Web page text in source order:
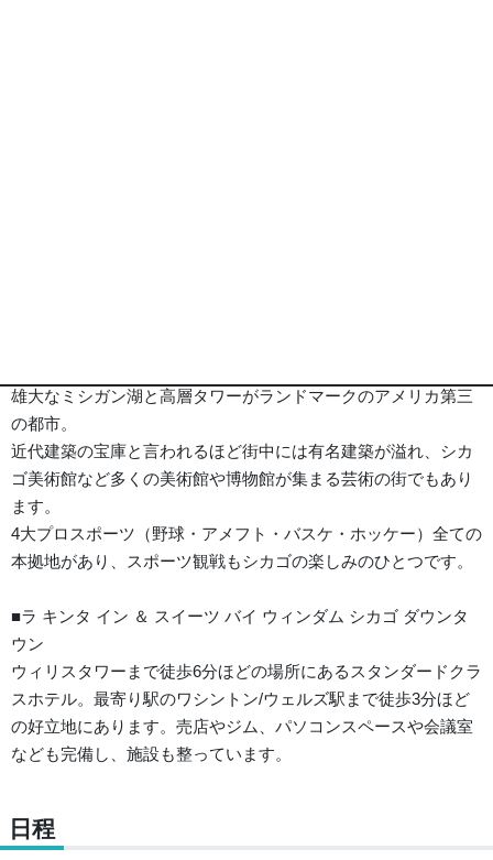
雄大なミシガン湖と高層タワーがランドマークのアメリカ第三
の都市。
近代建築の宝庫と言われるほど街中には有名建築が溢れ、シカ
ゴ美術館など多くの美術館や博物館が集まる芸術の街でもあり
ます。
4大プロスポーツ（野球・アメフト・バスケ・ホッケー）全ての
本拠地があり、スポーツ観戦もシカゴの楽しみのひとつです。
■ラ キンタ イン ＆ スイーツ バイ ウィンダム シカゴ ダウンタ
ウン
ウィリスタワーまで徒歩6分ほどの場所にあるスタンダードクラ
スホテル。最寄り駅のワシントン/ウェルズ駅まで徒歩3分ほど
の好立地にあります。売店やジム、パソコンスペースや会議室
なども完備し、施設も整っています。
日程